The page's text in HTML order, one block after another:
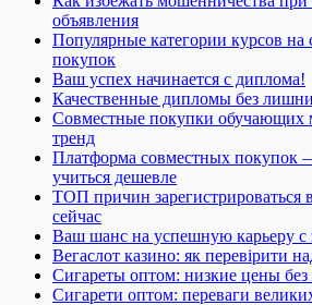
объявления
Популярные категории курсов на
покупок
Ваш успех начинается с диплома!
Качественные дипломы без
Совместные покупки обучающих
тренд
Платформа совместных покупок
учиться дешевле
ТОП причин зарегистрироваться
сейчас
Ваш шанс на успешную карьеру
Вегаслот казино: як перевірити
Сигареты оптом: низкие цены
Сигарети оптом: переваги